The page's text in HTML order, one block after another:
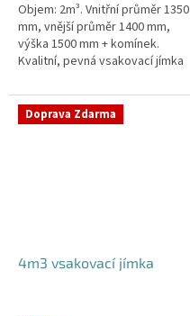
hvězdiček.
Objem: 2m³. Vnitřní průměr 1350
mm, vnější průměr 1400 mm,
výška 1500 mm + komínek.
Kvalitní, pevná vsakovací jímka
obetonování Průměr přítoku a
odtoku +...
Doprava Zdarma
4m3 vsakovací jímka